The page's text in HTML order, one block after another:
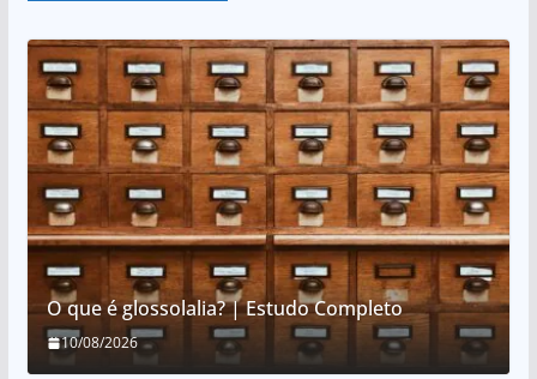
O que é glossolalia? | Estudo Completo
10/08/2026